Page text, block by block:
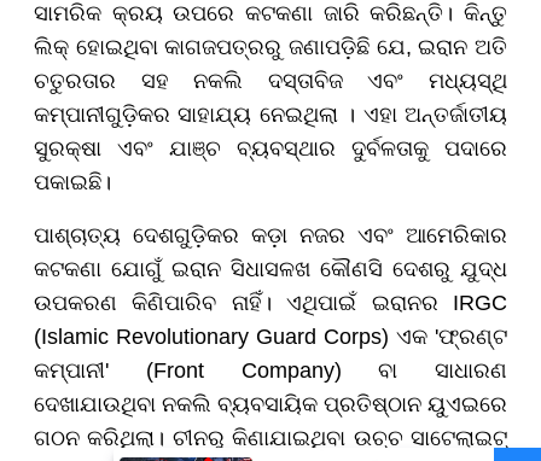
ସାମରିକ କ୍ରୟ ଉପରେ କଟକଣା ଜାରି କରିଛନ୍ତି। କିନ୍ତୁ
ଲିକ୍ ହୋଇଥିବା କାଗଜପତ୍ରରୁ ଜଣାପଡ଼ିଛି ଯେ, ଇରାନ ଅତି
ଚତୁରତାର ସହ ନକଲି ଦସ୍ତାବିଜ ଏବଂ ମଧ୍ୟସ୍ଥି
କମ୍ପାନୀଗୁଡ଼ିକର ସାହାଯ୍ୟ ନେଇଥିଲା । ଏହା ଅନ୍ତର୍ଜାତୀୟ
ସୁରକ୍ଷା ଏବଂ ଯାଞ୍ଚ ବ୍ୟବସ୍ଥାର ଦୁର୍ବଳତାକୁ ପଦାରେ
ପକାଇଛି।
ପାଶ୍ଚାତ୍ୟ ଦେଶଗୁଡ଼ିକର କଡ଼ା ନଜର ଏବଂ ଆମେରିକାର
କଟକଣା ଯୋଗୁଁ ଇରାନ ସିଧାସଳଖ କୌଣସି ଦେଶରୁ ଯୁଦ୍ଧ
ଉପକରଣ କିଣିପାରିବ ନାହିଁ। ଏଥିପାଇଁ ଇରାନର IRGC
(Islamic Revolutionary Guard Corps) ଏକ 'ଫ୍ରଣ୍ଟ
କମ୍ପାନୀ' (Front Company) ବା ସାଧାରଣ
ଦେଖାଯାଉଥିବା ନକଲି ବ୍ୟବସାୟିକ ପ୍ରତିଷ୍ଠାନ ୟୁଏଇରେ
ଗଠନ କରିଥିଲା। ଚୀନରୁ କିଣାଯାଇଥିବା ଉଚ୍ଚ ସାଟେଲାଇଟ୍